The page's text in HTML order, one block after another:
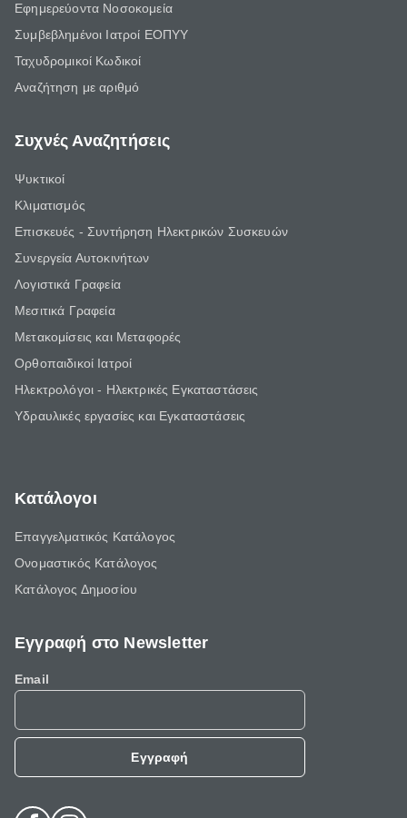
Εφημερεύοντα Νοσοκομεία
Συμβεβλημένοι Ιατροί ΕΟΠΥΥ
Ταχυδρομικοί Κωδικοί
Αναζήτηση με αριθμό
Συχνές Αναζητήσεις
Ψυκτικοί
Κλιματισμός
Επισκευές - Συντήρηση Ηλεκτρικών Συσκευών
Συνεργεία Αυτοκινήτων
Λογιστικά Γραφεία
Μεσιτικά Γραφεία
Μετακομίσεις και Μεταφορές
Ορθοπαιδικοί Ιατροί
Ηλεκτρολόγοι - Ηλεκτρικές Εγκαταστάσεις
Υδραυλικές εργασίες και Εγκαταστάσεις
Κατάλογοι
Επαγγελματικός Κατάλογος
Ονομαστικός Κατάλογος
Κατάλογος Δημοσίου
Εγγραφή στο Newsletter
Email
Εγγραφή